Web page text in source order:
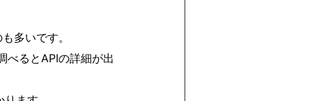
多いです。
べるとAPIの詳細が出